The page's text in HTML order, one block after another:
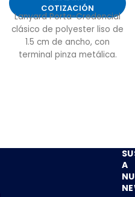
COTIZACIÓN
Lanyard Porta-Credencial
clásico de polyester liso de
1.5 cm de ancho, con
terminal pinza metálica.
A